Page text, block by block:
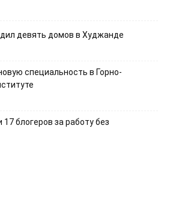
девять домов в Худжанде
специальность в Горно-
блогеров за работу без